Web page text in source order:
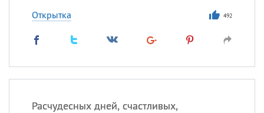
Открытка 492
Расчудесных дней, счастливых,